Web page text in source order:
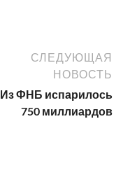
СЛЕДУЮЩАЯ
НОВОСТЬ
Из ФНБ испарилось
750 миллиардов